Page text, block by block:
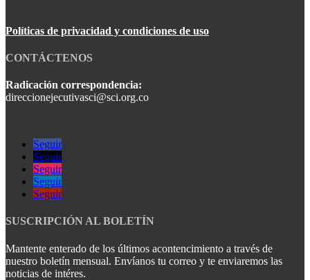
Políticas de privacidad y condiciones de uso
CONTÁCTENOS
Radicación correspondencia:
direccionejecutivasci@sci.org.co
Seguir
Seguir
Seguir
Seguir
Seguir
SUSCRIPCIÓN AL BOLETÍN
Mantente enterado de los últimos acontencimiento a través de
nuestro boletín mensual. Envíanos tu correo y te enviaremos las
noticias de intéres.